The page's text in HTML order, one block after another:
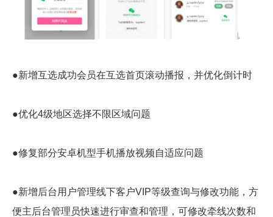
●新增互选成功会员在互选首页滚动播报，并优化倒计时
●优化4级地区选择不限区域问题
●修复部分安卓机型手机播放视频自适应问题
●新增后台用户管理线下客户VIP等级查询与修改功能，方
便主后台管理员快速进行审查和管理，可修改牵线次数和